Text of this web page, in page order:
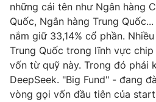
những cái tên như Ngân hàng
Quốc, Ngân hàng Trung
nắm giữ 33,14% cổ phần.
Trung Quốc trong lĩnh vực
vốn từ quỹ này. Trong đó phải
DeepSeek. "Big Fund" - đang
vòng gọi vốn đầu tiên của